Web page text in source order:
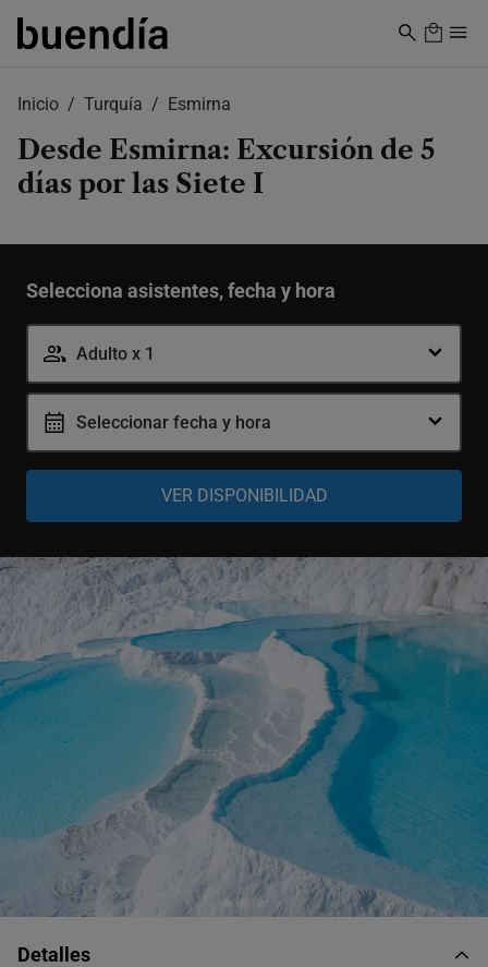
Skip
Inicio Turquía Esmirna
Desde Esmirna: Excursión de 5
días por las Siete I
Selecciona asistentes, fecha y hora
Adulto x 1
- +
Niño
3-6 años - +
Bebé
0-2 años - +
Seleccionar fecha y hora
Detalles